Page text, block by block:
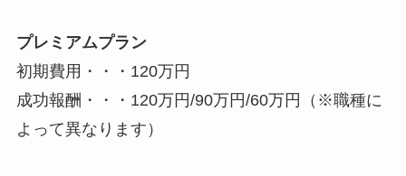
プレミアムプラン
初期費用・・・120万円
成功報酬・・・120万円/90万円/60万円（※職種に
よって異なります）